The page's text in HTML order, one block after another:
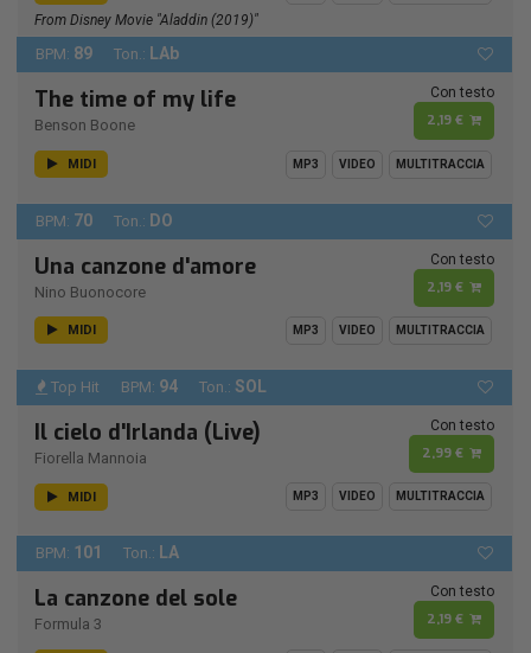
From Disney Movie "Aladdin (2019)"
BPM: 89 Ton.: LAb
The time of my life
Benson Boone
Con testo
2,19 €
MIDI MP3 VIDEO MULTITRACCIA
BPM: 70 Ton.: DO
Una canzone d'amore
Nino Buonocore
Con testo
2,19 €
MIDI MP3 VIDEO MULTITRACCIA
Top Hit BPM: 94 Ton.: SOL
Il cielo d'Irlanda (Live)
Fiorella Mannoia
Con testo
2,99 €
MIDI MP3 VIDEO MULTITRACCIA
BPM: 101 Ton.: LA
La canzone del sole
Formula 3
Con testo
2,19 €